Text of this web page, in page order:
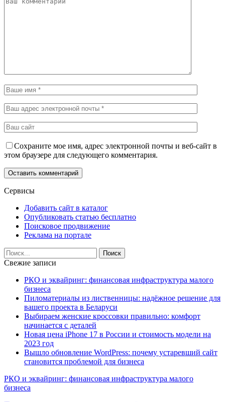
Сохраните мое имя, адрес электронной почты и веб-сайт в
этом браузере для следующего комментария.
Сервисы
Добавить сайт в каталог
Опубликовать статью бесплатно
Поисковое продвижение
Реклама на портале
Свежие записи
РКО и эквайринг: финансовая инфраструктура малого
бизнеса
Пиломатериалы из лиственницы: надёжное решение для
вашего проекта в Беларуси
Выбираем женские кроссовки правильно: комфорт
начинается с деталей
Новая цена iPhone 17 в России и стоимость модели на
2023 год
Вышло обновление WordPress: почему устаревший сайт
становится проблемой для бизнеса
РКО и эквайринг: финансовая инфраструктура малого
бизнеса